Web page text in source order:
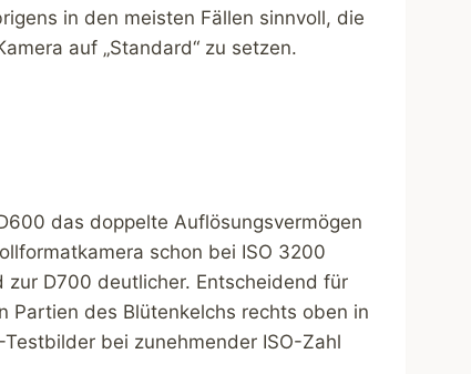
in den meisten Fällen sinnvoll, die
auf „Standard“ zu setzen.
das doppelte Auflösungsvermögen
schon bei ISO 3200
D700 deutlicher. Entscheidend für
Partien des Blütenkelchs rechts oben in
bei zunehmender ISO-Zahl